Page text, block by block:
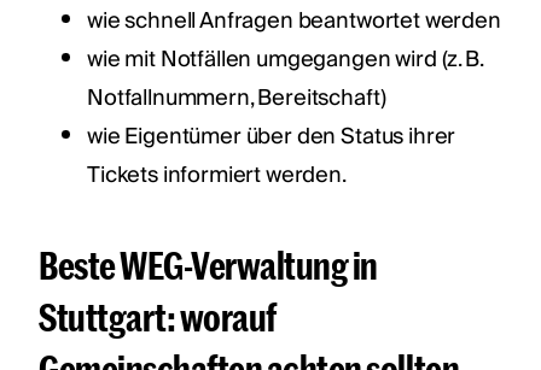
wie schnell Anfragen beantwortet werden
wie mit Notfällen umgegangen wird (z. B.
Notfallnummern, Bereitschaft)
wie Eigentümer über den Status ihrer
Tickets informiert werden.
Beste WEG-Verwaltung in
Stuttgart: worauf